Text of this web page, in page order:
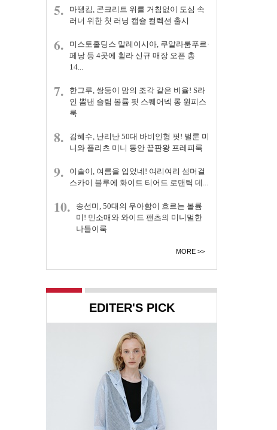
5.
마뗑킴, 콘크리트 위를 거침없이 도심 속
러너 위한 첫 러닝 캡슐 컬렉션 출시
6.
미스토홀딩스 말레이시아, 쿠알라룸푸르·
페낭 등 4곳에 휠라 신규 매장 오픈 총
14...
7.
한그루, 쌍둥이 맘의 조각 같은 비율! S라
인 뽐낸 슬림 볼륨 핏 스퀘어넥 롱 원피스
룩
8.
김혜수, 난리난 50대 바비인형 핏! 벌룬 미
니와 플리츠 미니 동안 끝판왕 프레피룩
9.
이솔이, 여름을 입었네! 여리여리 섬머걸
스카이 블루에 화이트 티어드 로맨틱 데...
10.
송선미, 50대의 우아함이 흐르는 볼륨
미! 민소매와 와이드 팬츠의 미니멀한
나들이룩
MORE
EDITER'S PICK